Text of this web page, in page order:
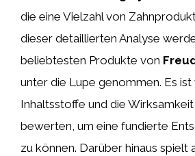
die eine Vielzahl von
dieser detaillierten Analyse
beliebtesten Produkte von
unter die Lupe genommen. Es ist
Inhaltsstoffe und die
bewerten, um eine fundierte
zu können. Darüber hinaus spielt